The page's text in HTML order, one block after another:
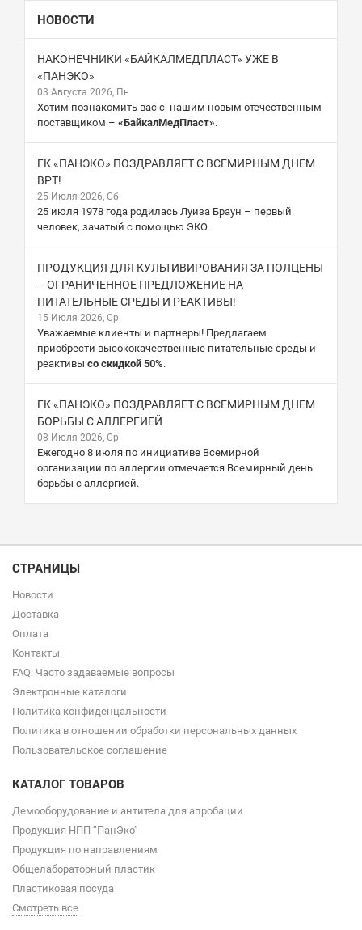
НОВОСТИ
НАКОНЕЧНИКИ «БАЙКАЛМЕДПЛАСТ» УЖЕ В
«ПАНЭКО»
03 Августа 2026, Пн
Хотим познакомить вас с нашим новым отечественным
поставщиком – «БайкалМедПласт».
ГК «ПАНЭКО» ПОЗДРАВЛЯЕТ С ВСЕМИРНЫМ ДНЕМ
ВРТ!
25 Июля 2026, Сб
25 июля 1978 года родилась Луиза Браун – первый
человек, зачатый с помощью ЭКО.
ПРОДУКЦИЯ ДЛЯ КУЛЬТИВИРОВАНИЯ ЗА ПОЛЦЕНЫ
– ОГРАНИЧЕННОЕ ПРЕДЛОЖЕНИЕ НА
ПИТАТЕЛЬНЫЕ СРЕДЫ И РЕАКТИВЫ!
15 Июля 2026, Ср
Уважаемые клиенты и партнеры! Предлагаем
приобрести высококачественные питательные среды и
реактивы со скидкой 50%.
ГК «ПАНЭКО» ПОЗДРАВЛЯЕТ С ВСЕМИРНЫМ ДНЕМ
БОРЬБЫ С АЛЛЕРГИЕЙ
08 Июля 2026, Ср
Ежегодно 8 июля по инициативе Всемирной
организации по аллергии отмечается Всемирный день
борьбы с аллергией.
СТРАНИЦЫ
Новости
Доставка
Оплата
Контакты
FAQ: Часто задаваемые вопросы
Электронные каталоги
Политика конфиденцальности
Политика в отношении обработки персональных данных
Пользовательское соглашение
КАТАЛОГ ТОВАРОВ
Демооборудование и антитела для апробации
Продукция НПП “ПанЭко”
Продукция по направлениям
Общелабораторный пластик
Пластиковая посуда
Смотреть все